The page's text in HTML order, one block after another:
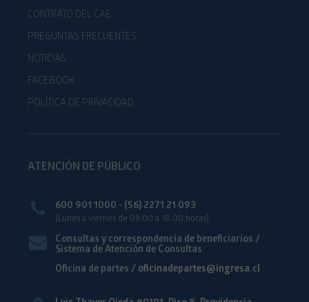
CONTRATO DEL CAE
PREGUNTAS FRECUENTES
NOTICIAS
FACEBOOK
POLÍTICA DE PRIVACIDAD
ATENCIÓN DE PÚBLICO
600 901 1000 - (56) 2271 21 093
(Lunes a viernes de 09:00 a 18:00 horas)
Consultas y correspondencia de beneficiarios /
Sistema de Atención de Consultas
Oficina de partes / oficinadepartes@ingresa.cl